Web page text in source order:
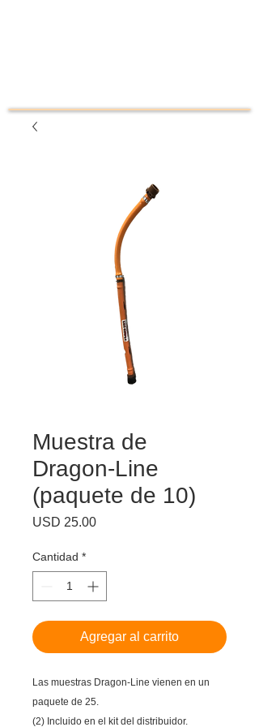
Muestra de
Dragon-Line
(paquete de 10)
USD 25.00Precio
Cantidad *
Agregar al carrito
Las muestras Dragon-Line vienen en un
paquete de 25.
(2) Incluido en el kit del distribuidor.